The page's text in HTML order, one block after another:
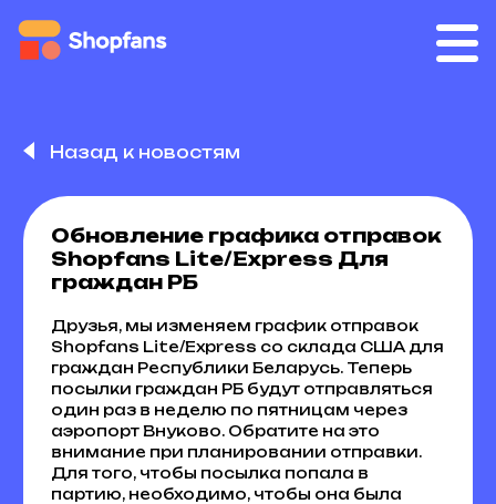
Назад к новостям
Обновление графика отправок
Shopfans Lite/Express Для
граждан РБ
Друзья, мы изменяем график отправок
Shopfans Lite/Express со склада США для
граждан Республики Беларусь. Теперь
посылки граждан РБ будут отправляться
один раз в неделю по пятницам через
аэропорт Внуково. Обратите на это
внимание при планировании отправки.
Для того, чтобы посылка попала в
партию, необходимо, чтобы она была